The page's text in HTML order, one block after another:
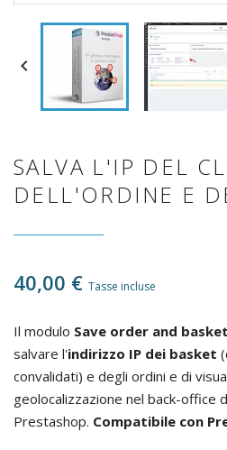

SALVA L'IP DEL
DELL'ORDINE E
40,00 € Tasse incluse
Il modulo Save order and
salvare l'indirizzo IP dei basket
convalidati) e degli ordini e di
geolocalizzazione nel back-office
Prestashop. Compatibile con